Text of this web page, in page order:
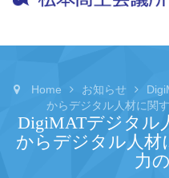
Home お知らせ
からデジタル人材に関
DigiMATデジタル
からデジタル人材
力